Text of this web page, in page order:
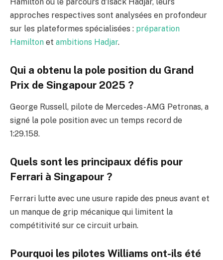
approches respectives sont analysées en profondeur
sur les plateformes spécialisées : préparation
Hamilton et ambitions Hadjar.
Qui a obtenu la pole position du Grand
Prix de Singapour 2025 ?
George Russell, pilote de Mercedes-AMG Petronas, a
signé la pole position avec un temps record de
1:29.158.
Quels sont les principaux défis pour
Ferrari à Singapour ?
Ferrari lutte avec une usure rapide des pneus avant et
un manque de grip mécanique qui limitent la
compétitivité sur ce circuit urbain.
Pourquoi les pilotes Williams ont-ils été